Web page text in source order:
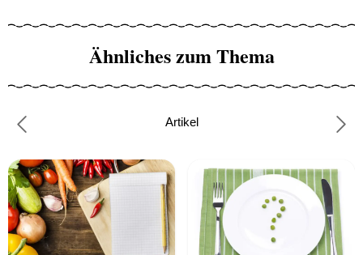
Ähnliches zum Thema
Artikel